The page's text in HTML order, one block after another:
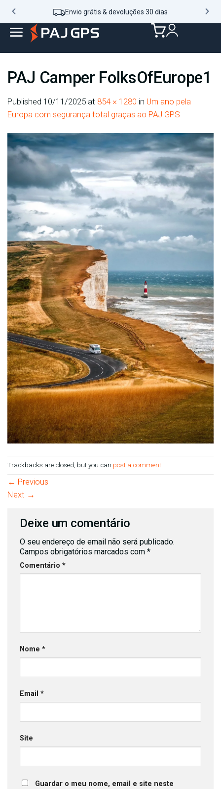
Envio grátis & devoluções 30 dias
PAJ Camper FolksOfEurope1
Published 10/11/2025 at 854 × 1280 in Um ano pela
Europa com segurança total graças ao PAJ GPS
Trackbacks are closed, but you can post a comment
← Previous
Next →
Deixe um comentário
O seu endereço de email não será publicado.
Campos obrigatórios marcados com *
Comentário *
Nome *
Email *
Site
Guardar o meu nome, email e site neste